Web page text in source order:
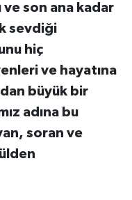
ve son ana kadar
sevdiği
hiç
ve hayatına
büyük bir
adına bu
soran ve